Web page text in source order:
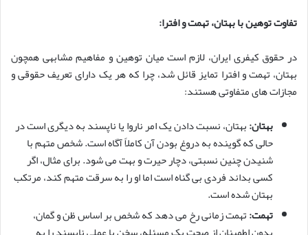
تفاوت توهین با بهتان، تهمت و افترا:
در حقوق کیفری ایران، لازم است میان توهین و مفاهیم مشابهی همچون
بهتان، تهمت و افترا تمایز قائل شد، چرا که هر یک دارای تعریف حقوقی و
مجازات های متفاوتی هستند:
بهتان:بهتان، نسبت دادن یک امر ناروا یا ناپسند به دیگری است در
حالی که گوینده به دروغ بودن آن کاملاً آگاه است. شخص متهم با
شنیدن چنین نسبتی، دچار حیرت و بهت می شود. برای مثال، اگر
کسی بداند فردی بی گناه است اما او را به سرقت متهم کند، مرتکب
بهتان شده است.
تهمت:تهمت زمانی رخ می دهد که شخص بر اساس ظن و گمان،